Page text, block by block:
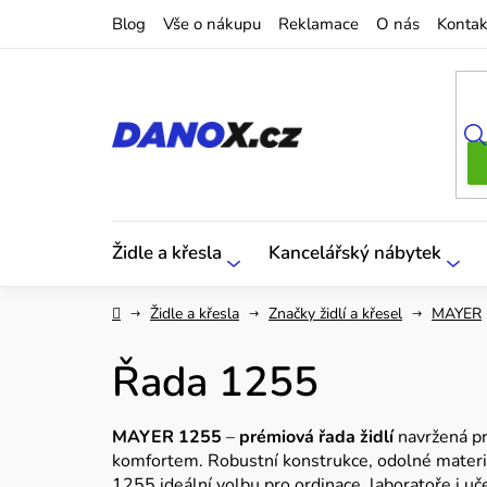
Blog Vše o nákupu Reklamace O nás
Židle a křesla Kancelářský nábytek
DomůŽidle a křesla Značky židlí a křesel MAYER
Řada 1255
MAYER 1255 – prémiová řada židlínavržená
komfortem. Robustní konstrukce, odolné